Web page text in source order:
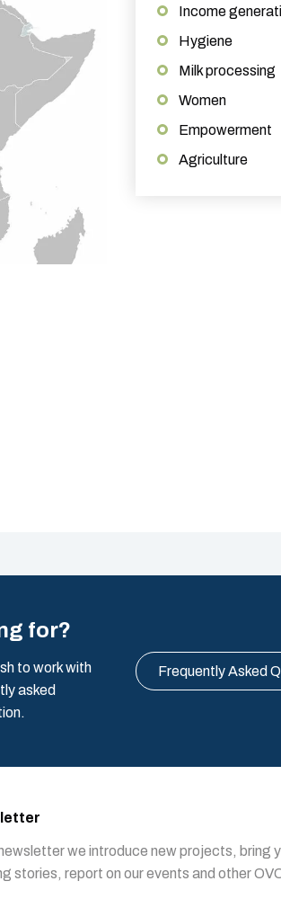
Income
Hygiene
Milk processing
Women
Empowerment
Agriculture
for?
to work with
asked
Frequently Asked
we introduce new projects, bring
stories, report on our events and other